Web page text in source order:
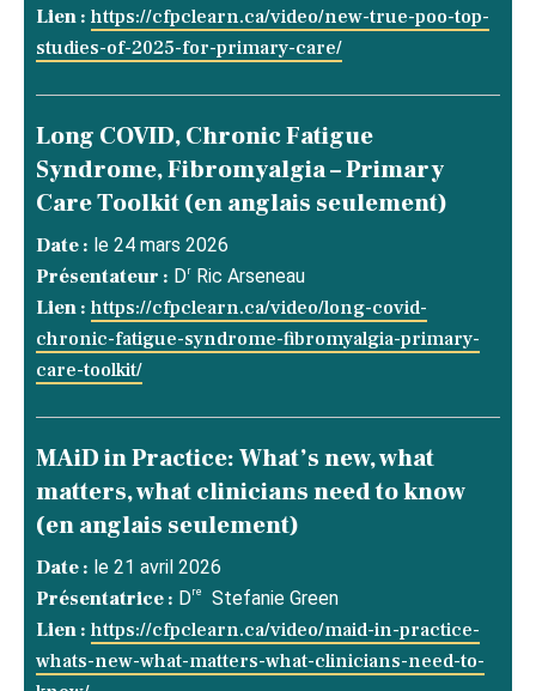
Lien : https://cfpclearn.ca/video/new-true-poo-top-
studies-of-2025-for-primary-care/
Long COVID, Chronic Fatigue
Syndrome, Fibromyalgia – Primary
Care Toolkit (en anglais seulement)
Date : le 24 mars 2026
Présentateur : Dr Ric Arseneau
Lien : https://cfpclearn.ca/video/long-covid-
chronic-fatigue-syndrome-fibromyalgia-primary-
care-toolkit/
MAiD in Practice: What’s new, what
matters, what clinicians need to know
(en anglais seulement)
Date : le 21 avril 2026
Présentatrice : Dre Stefanie Green
Lien : https://cfpclearn.ca/video/maid-in-practice-
whats-new-what-matters-what-clinicians-need-to-